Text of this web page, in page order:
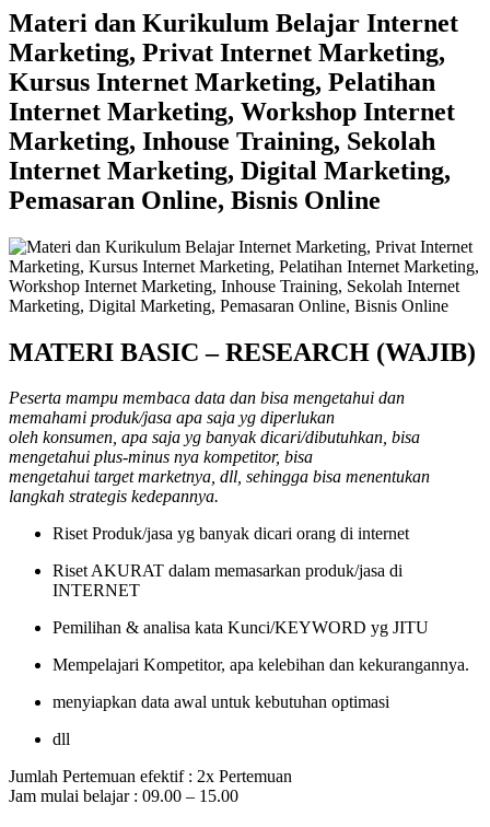
Materi dan Kurikulum Belajar Internet
Marketing, Privat Internet Marketing,
Kursus Internet Marketing, Pelatihan
Internet Marketing, Workshop Internet
Marketing, Inhouse Training, Sekolah
Internet Marketing, Digital Marketing,
Pemasaran Online, Bisnis Online
MATERI BASIC – RESEARCH (WAJIB)
Peserta mampu membaca data dan bisa mengetahui dan
memahami produk/jasa apa saja yg diperlukan
oleh konsumen, apa saja yg banyak dicari/dibutuhkan, bisa
mengetahui plus-minus nya kompetitor, bisa
mengetahui target marketnya, dll, sehingga bisa menentukan
langkah strategis kedepannya.
Riset Produk/jasa yg banyak dicari orang di internet
Riset AKURAT dalam memasarkan produk/jasa di
INTERNET
Pemilihan & analisa kata Kunci/KEYWORD yg JITU
Mempelajari Kompetitor, apa kelebihan dan kekurangannya.
menyiapkan data awal untuk kebutuhan optimasi
dll
Jumlah Pertemuan efektif : 2x Pertemuan
Jam mulai belajar : 09.00 – 15.00